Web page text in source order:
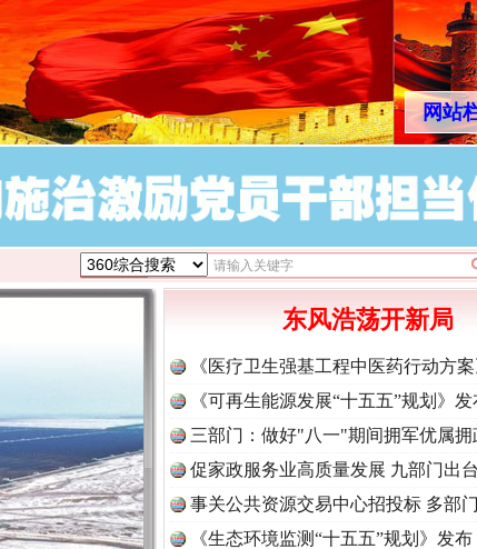
网站
东风浩荡开新局
《医疗卫生强基工程中医药行动方
《可再生能源发展“十五五”规划》
三部门：做好"八一"期间拥军优属
促家政服务业高质量发展 九部门出
事关公共资源交易中心招投标 多部
《生态环境监测“十五五”规划》发